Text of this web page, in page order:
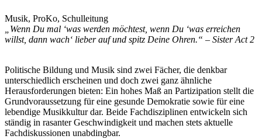
Musik, ProKo, Schulleitung
„Wenn Du mal ‘was werden möchtest, wenn Du ‘was erreichen
willst, dann wach‘ lieber auf und spitz Deine Ohren.“ – Sister Act 2
Politische Bildung und Musik sind zwei Fächer, die denkbar
unterschiedlich erscheinen und doch zwei ganz ähnliche
Herausforderungen bieten: Ein hohes Maß an Partizipation stellt die
Grundvoraussetzung für eine gesunde Demokratie sowie für eine
lebendige Musikkultur dar. Beide Fachdisziplinen entwickeln sich
ständig in rasanter Geschwindigkeit und machen stets aktuelle
Fachdiskussionen unabdingbar.